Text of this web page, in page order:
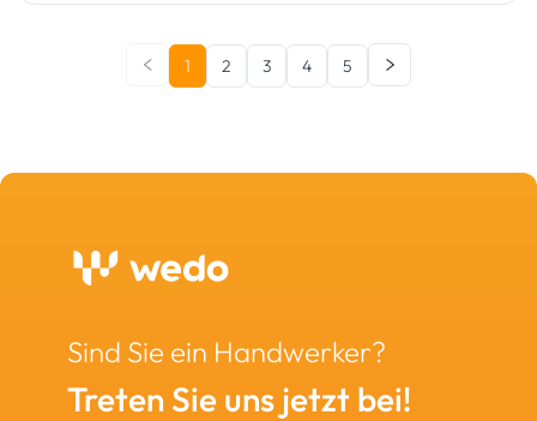
1 2 3 4 5
Sind Sie ein Handwerker?
Treten Sie uns jetzt bei!